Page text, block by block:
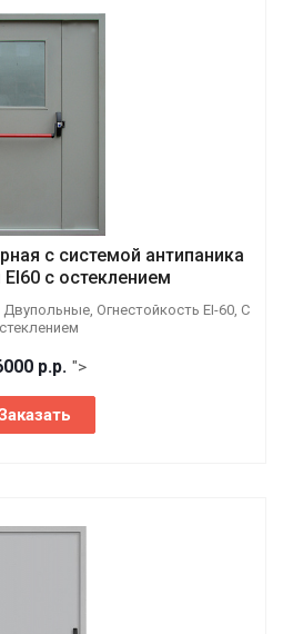
с системой антипаника
с остеклением
Огнестойкость EI-60, С
р.р. ">